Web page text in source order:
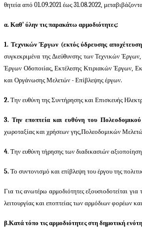
θητεία από 01.09.2021 έως 31.08.2022,
α. Καθ’ ύλην τις παρακάτω αρμοδιότητες:
1. Τεχνικών Έργων (εκτός ύδρευσης
συγκεκριμένα της Διεύθυνσης των Τεχνικών Έργων,
Έργων Οδοποιίας, Εκτέλεσης Κτιριακών Έργων,
και Οργάνωσης Μελετών - Επίβλεψης έργων.
2. Την ευθύνη της Συντήρησης και Επισκευής
3. Την εποπτεία και ευθύνη του
χωροταξίας και χρήσεων γης Πολεοδομικών
4. Την ευθύνη τήρησης των διαδικασιών
5. Το συντονισμό και επίβλεψη του έργου της
Για τις ανωτέρω αρμοδιότητες εξουσιοδοτείται
λειτουργίας και εποπτείας των αρμόδιων φορέων
β.Κατά τόπο τις αρμοδιότητες στη δημοτική